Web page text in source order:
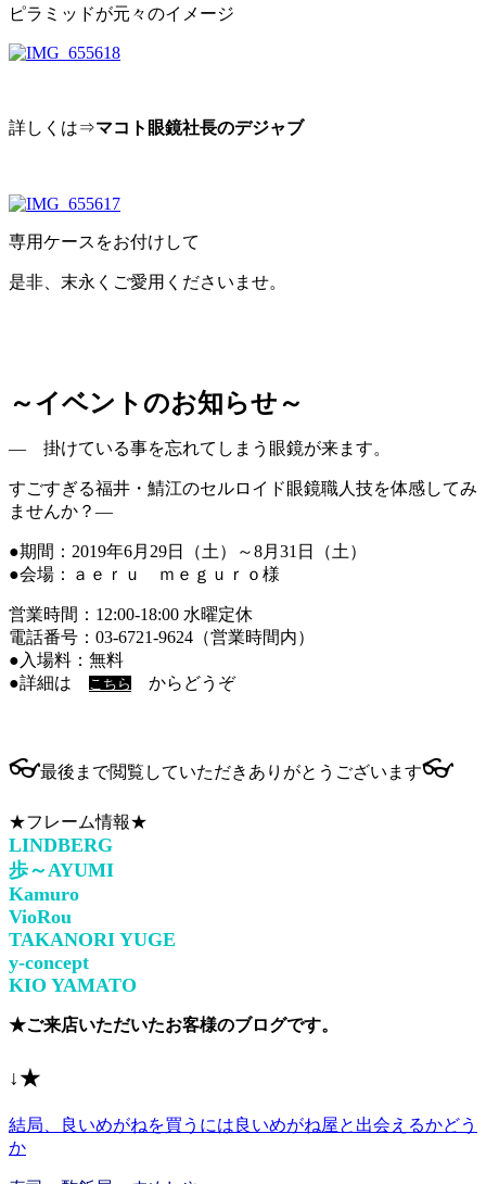
ピラミッドが元々のイメージ
詳しくは⇒マコト眼鏡社長のデジャブ
専用ケースをお付けして
是非、末永くご愛用くださいませ。
～イベントのお知らせ～
― 掛けている事を忘れてしまう眼鏡が来ます。
すごすぎる福井・鯖江のセルロイド眼鏡職人技を体感してみ
ませんか？―
●期間：2019年6月29日（土）～8月31日（土）
●会場：ａｅｒｕ ｍｅｇｕｒｏ様
営業時間：12:00-18:00 水曜定休
電話番号：03-6721-9624（営業時間内）
●入場料：無料
●詳細は
こちら からどうぞ
👓最後まで閲覧していただきありがとうございます👓
★フレーム情報★
LINDBERG
歩～AYUMI
Kamuro
VioRou
TAKANORI YUGE
y-concept
KIO YAMATO
★ご来店いただいたお客様のブログです。
↓★
結局、良いめがねを買うには良いめがね屋と出会えるかどう
か